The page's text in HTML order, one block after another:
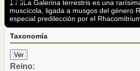
1 / 3La Galerina terrestris es una
muscícola, ligada a musgos del género
especial predilección por el
Taxonomía
Ver
Reino: